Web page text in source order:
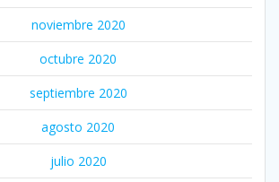
noviembre 2020
octubre 2020
septiembre 2020
agosto 2020
julio 2020